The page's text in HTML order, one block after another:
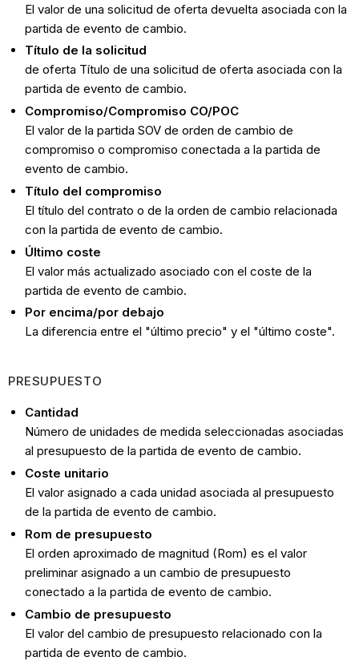
El valor de una solicitud de oferta devuelta asociada con la
partida de evento de cambio.
Título de la solicitud
de oferta Título de una solicitud de oferta asociada con la
partida de evento de cambio.
Compromiso/Compromiso CO/POC
El valor de la partida SOV de orden de cambio de
compromiso o compromiso conectada a la partida de
evento de cambio.
Título del compromiso
El título del contrato o de la orden de cambio relacionada
con la partida de evento de cambio.
Último coste
El valor más actualizado asociado con el coste de la
partida de evento de cambio.
Por encima/por debajo
La diferencia entre el "último precio" y el "último coste".
PRESUPUESTO
Cantidad
Número de unidades de medida seleccionadas asociadas
al presupuesto de la partida de evento de cambio.
Coste unitario
El valor asignado a cada unidad asociada al presupuesto
de la partida de evento de cambio.
Rom de presupuesto
El orden aproximado de magnitud (Rom) es el valor
preliminar asignado a un cambio de presupuesto
conectado a la partida de evento de cambio.
Cambio de presupuesto
El valor del cambio de presupuesto relacionado con la
partida de evento de cambio.